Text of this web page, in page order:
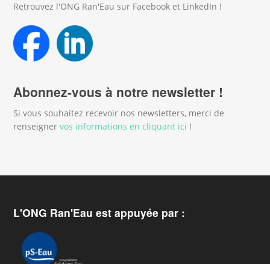
Retrouvez l'ONG Ran'Eau sur Facebook et LinkedIn !
Abonnez-vous à notre newsletter !
Si vous souhaitez recevoir nos newsletters, merci de
renseignervos informations en cliquant ici !
L'ONG Ran'Eau est appuyée par :